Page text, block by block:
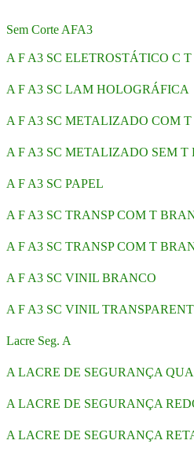
Sem Corte AFA3
A F A3 SC ELETROSTÁTICO C
A F A3 SC LAM HOLOGRÁFICA
A F A3 SC METALIZADO COM
A F A3 SC METALIZADO SEM T
A F A3 SC PAPEL
A F A3 SC TRANSP COM T
A F A3 SC TRANSP COM T
A F A3 SC VINIL BRANCO
A F A3 SC VINIL
Lacre Seg. A
A LACRE DE SEGURANÇA
A LACRE DE SEGURANÇA
A LACRE DE SEGURANÇA